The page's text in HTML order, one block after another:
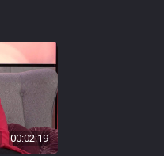
00:02:19